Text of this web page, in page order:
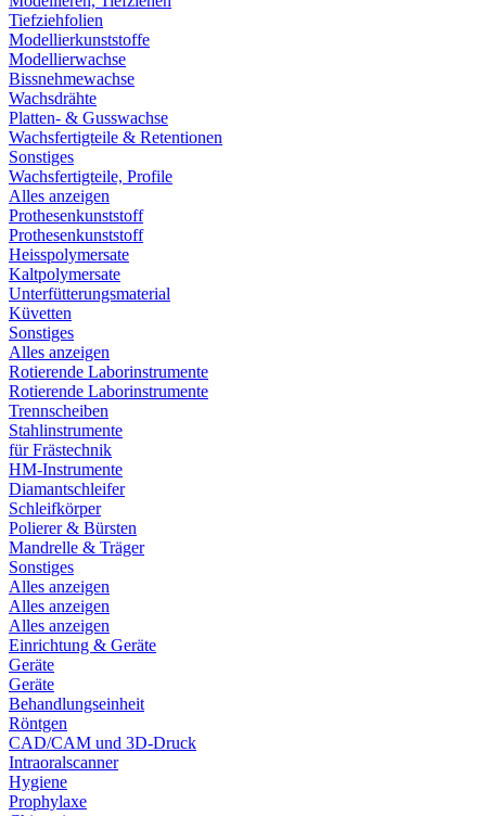
Tiefziehfolien
Modellierkunststoffe
Modellierwachse
Bissnehmewachse
Wachsdrähte
Platten- & Gusswachse
Wachsfertigteile & Retentionen
Sonstiges
Wachsfertigteile, Profile
Alles anzeigen
Prothesenkunststoff
Prothesenkunststoff
Heisspolymersate
Kaltpolymersate
Unterfütterungsmaterial
Küvetten
Sonstiges
Alles anzeigen
Rotierende Laborinstrumente
Rotierende Laborinstrumente
Trennscheiben
Stahlinstrumente
für Frästechnik
HM-Instrumente
Diamantschleifer
Schleifkörper
Polierer & Bürsten
Mandrelle & Träger
Sonstiges
Alles anzeigen
Alles anzeigen
Alles anzeigen
Einrichtung & Geräte
Geräte
Geräte
Behandlungseinheit
Röntgen
CAD/CAM und 3D-Druck
Intraoralscanner
Hygiene
Prophylaxe